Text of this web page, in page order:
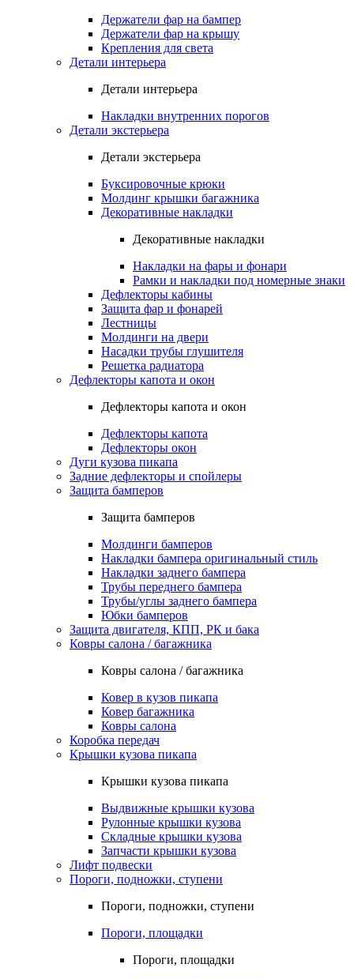
Держатели фар на бампер
Держатели фар на крышу
Крепления для света
Детали интерьера
Детали интерьера
Накладки внутренних порогов
Детали экстерьера
Детали экстерьера
Буксировочные крюки
Молдинг крышки багажника
Декоративные накладки
Декоративные накладки
Накладки на фары и фонари
Рамки и накладки под номерные знаки
Дефлекторы кабины
Защита фар и фонарей
Лестницы
Молдинги на двери
Насадки трубы глушителя
Решетка радиатора
Дефлекторы капота и окон
Дефлекторы капота и окон
Дефлекторы капота
Дефлекторы окон
Дуги кузова пикапа
Задние дефлекторы и спойлеры
Защита бамперов
Защита бамперов
Молдинги бамперов
Накладки бампера оригинальный стиль
Накладки заднего бампера
Трубы переднего бампера
Трубы/углы заднего бампера
Юбки бамперов
Защита двигателя, КПП, РК и бака
Ковры салона / багажника
Ковры салона / багажника
Ковер в кузов пикапа
Ковер багажника
Ковры салона
Коробка передач
Крышки кузова пикапа
Крышки кузова пикапа
Выдвижные крышки кузова
Рулонные крышки кузова
Складные крышки кузова
Запчасти крышки кузова
Лифт подвески
Пороги, подножки, ступени
Пороги, подножки, ступени
Пороги, площадки
Пороги, площадки